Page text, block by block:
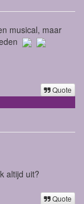
musical, maar
Quote
altijd uit?
Quote